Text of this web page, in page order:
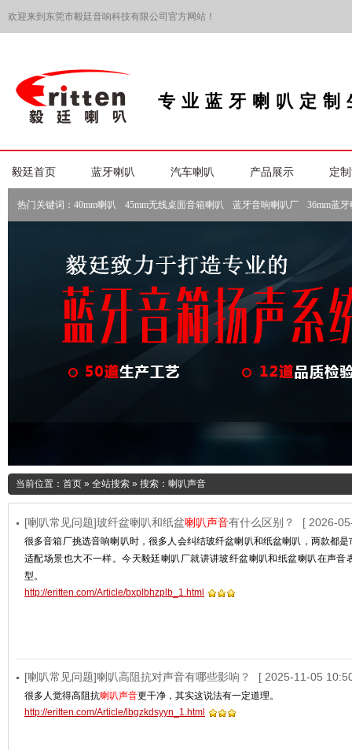
欢迎来到东莞市毅廷音响科技有限公司官方网站！
专业蓝牙喇叭定制
毅廷首页 蓝牙喇叭 汽车喇叭 产品展示 定
热门关键词： 40mm喇叭 45mm无线桌面音箱喇叭 蓝牙音响喇叭厂 36mm蓝
当前位置： 首页 » 全站搜索 » 搜索：喇叭声音
[喇叭常见问题]玻纤盆喇叭和纸盆喇叭声音有什么区别？ [ 2026-
很多音箱厂挑选音响喇叭时，很多人会纠结玻纤盆喇叭和纸盆喇叭，两款都
适配场景也大不一样。今天毅廷喇叭厂就讲讲玻纤盆喇叭和纸盆喇叭在声音
型。
http://eritten.com/Article/bxplbhzplb_1.html
[喇叭常见问题]喇叭高阻抗对声音有哪些影响？ [ 2025-11-05
很多人觉得高阻抗喇叭声音更干净，其实这说法有一定道理。
http://eritten.com/Article/lbgzkdsyyn_1.html